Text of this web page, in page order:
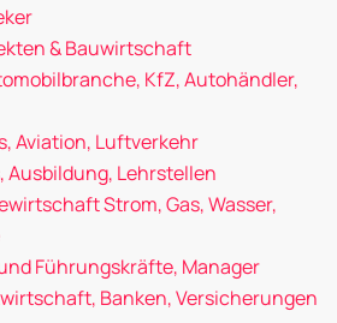
& Bauwirtschaft
KfZ, Autohändler,
Aviation, Luftverkehr
Ausbildung, Lehrstellen
Strom, Gas, Wasser,
Führungskräfte, Manager
Banken, Versicherungen